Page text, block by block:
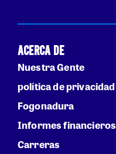
ACERCA DE
Nuestra Gente
política de privacidad
Fogonadura
Informes financieros
Carreras